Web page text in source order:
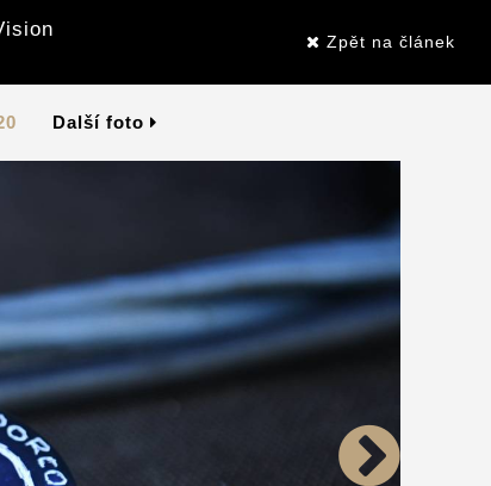
Zpět na článek
Další foto